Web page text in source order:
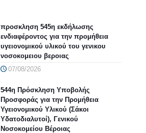
προσκληση 545η εκδήλωσης
ενδιαφέροντος για την προμήθεια
υγειονομικού υλικού του γενικου
νοσοκομειου βεροιας
07/08/2026
544η Πρόσκληση Υποβολής
Προσφοράς για την Προμήθεια
Υγειονομικού Υλικού (Σάκοι
Υδατοδιαλυτοί), Γενικού
Νοσοκομείου Βέροιας